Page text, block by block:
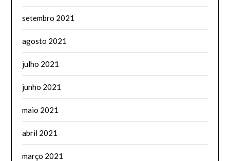
setembro 2021
agosto 2021
julho 2021
junho 2021
maio 2021
abril 2021
março 2021